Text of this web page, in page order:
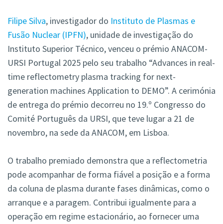
Filipe Silva, investigador do Instituto de Plasmas e
Fusão Nuclear (IPFN), unidade de investigação do
Instituto Superior Técnico, venceu o prémio ANACOM-
URSI Portugal 2025 pelo seu trabalho “Advances in real-
time reflectometry plasma tracking for next-
generation machines Application to DEMO”. A cerimónia
de entrega do prémio decorreu no 19.º Congresso do
Comité Português da URSI, que teve lugar a 21 de
novembro, na sede da ANACOM, em Lisboa.
O trabalho premiado demonstra que a reflectometria
pode acompanhar de forma fiável a posição e a forma
da coluna de plasma durante fases dinâmicas, como o
arranque e a paragem. Contribui igualmente para a
operação em regime estacionário, ao fornecer uma